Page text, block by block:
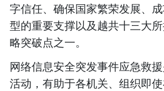
字信任、确保国家繁荣发展、
型的重要支撑以及越共十三大
略突破点之一。
网络信息安全突发事件应急救
活动，有助于各机关、组织即